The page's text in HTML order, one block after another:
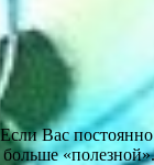
Если Вас
«полезной».